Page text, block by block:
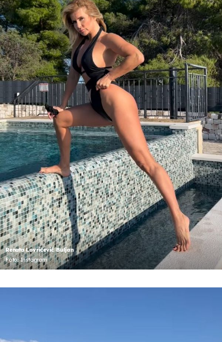
Renata Lovričević Buljan
Foto: Instagram